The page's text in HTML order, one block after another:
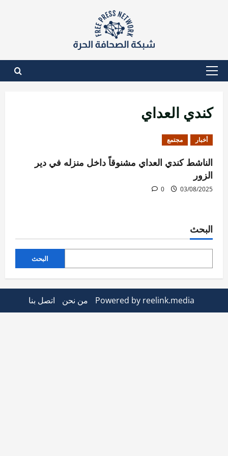
القائمة
كندي العداي
أخبار مجتمع
الناشط كندي العداي مشنوقاً داخل منزله في دير
الزور
03/08/2025
0
البحث
البحث
Powered by reelink.media من نحن اتصل بنا